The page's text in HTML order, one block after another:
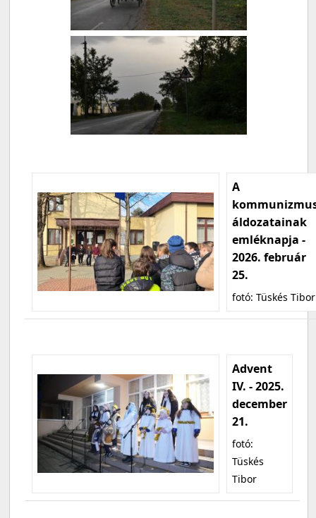
A
áldozatainak
emléknapja -
2026. február
25.
fotó: Tüskés Tibor
Advent
IV. - 2025.
december
21.
fotó:
Tüskés
Tibor